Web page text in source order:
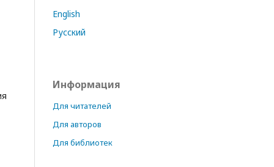
English
Русский
Информация
Для читателей
Для авторов
Для библиотек